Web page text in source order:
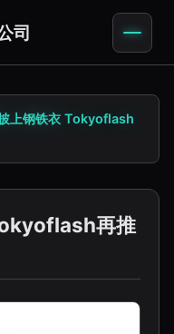
司
上钢铁衣 Tokyoflash
再推